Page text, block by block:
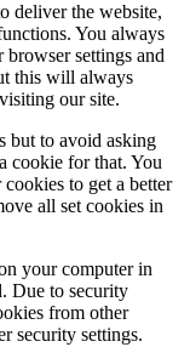
deliver the website,
You always
settings and
this will always
our site.
but to avoid asking
cookie for that. You
to get a better
all set cookies in
your computer in
Due to security
from other
security settings.